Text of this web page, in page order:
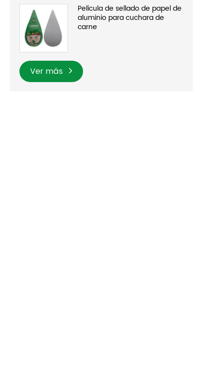
Película de sellado de papel de
aluminio para cuchara de
carne
Ver más